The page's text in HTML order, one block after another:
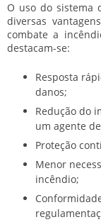
O uso dosistema
diversas
combate a
destacam-se:
Resposta
danos;
Redução do
um agente
Proteção
Menor
incêndio;